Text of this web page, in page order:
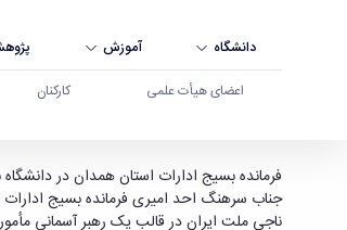
دانشگاه آموزش
اعضای هیأت علمی کارکنان
انقلاب اسلامی ایران، محوری
فرمانده بسیج ادارات استان همدان در